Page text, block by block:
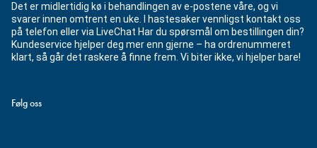
Det er midlertidig kø i behandlingen av e-postene våre, og vi
svarer innen omtrent en uke. I hastesaker vennligst kontakt oss
på telefon eller via LiveChat Har du spørsmål om bestillingen din?
Kundeservice hjelper deg mer enn gjerne – ha ordrenummeret
klart, så går det raskere å finne frem. Vi biter ikke, vi hjelper bare!
Følg oss